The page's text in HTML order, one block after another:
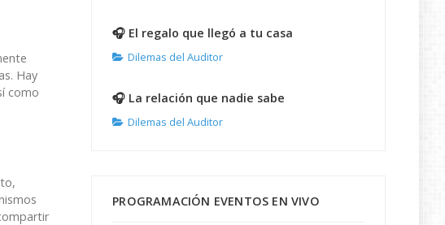
Hay
como
🎧 El regalo que llegó a tu casa
Dilemas del Auditor
🎧 La relación que nadie sabe
Dilemas del Auditor
PROGRAMACIÓN EVENTOS EN VIVO